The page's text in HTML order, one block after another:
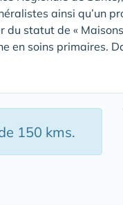
ainsi qu’un
statut de «
en soins primaires.
150 kms.